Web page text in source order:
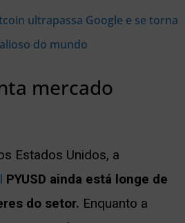
ultrapassa Google e se torna
do mundo
mercado
Estados Unidos, a
PYUSD ainda está longe de
do setor. Enquanto a